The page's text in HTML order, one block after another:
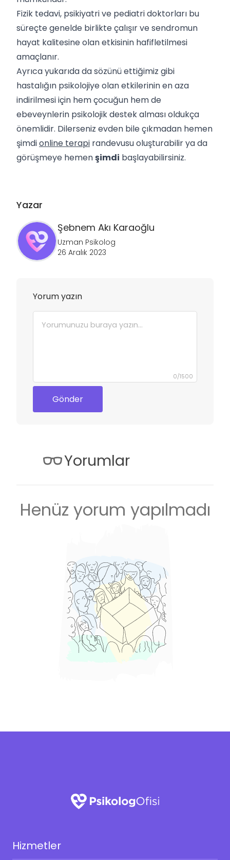
Fizik tedavi, psikiyatri ve pediatri doktorları bu
süreçte genelde birlikte çalışır ve sendromun
hayat kalitesine olan etkisinin hafifletilmesi
amaçlanır.
Ayrıca yukarıda da sözünü ettiğimiz gibi
hastalığın psikolojiye olan etkilerinin en aza
indirilmesi için hem çocuğun hem de
ebeveynlerin psikolojik destek alması oldukça
önemlidir. Dilerseniz evden bile çıkmadan hemen
şimdionline terapi randevusu oluşturabilir ya da
görüşmeye hemenşimdi başlayabilirsiniz.
Yazar
Şebnem Akı Karaoğlu
Uzman Psikolog
26 Aralık 2023
Yorum yazın
0/1500
Gönder
Yorumlar
Henüz yorum yapılmadı
Hizmetler